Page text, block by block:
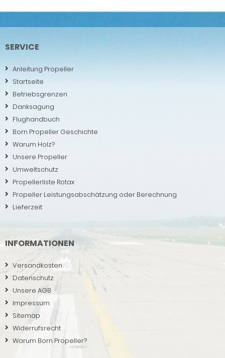
SERVICE
Anleitung Propeller
Startseite
Betriebsgrenzen
Danksagung
Flughandbuch
Born Propeller Geschichte
Warum Holz?
Unsere Propeller
Umweltschutz
Propellerliste Rotax
Propeller Leistungsabschätzung oder Berechnung
Lieferzeit
INFORMATIONEN
Versandkosten
Datenschutz
Unsere AGB
Impressum
Sitemap
Widerrufsrecht
Warum Born Propeller?